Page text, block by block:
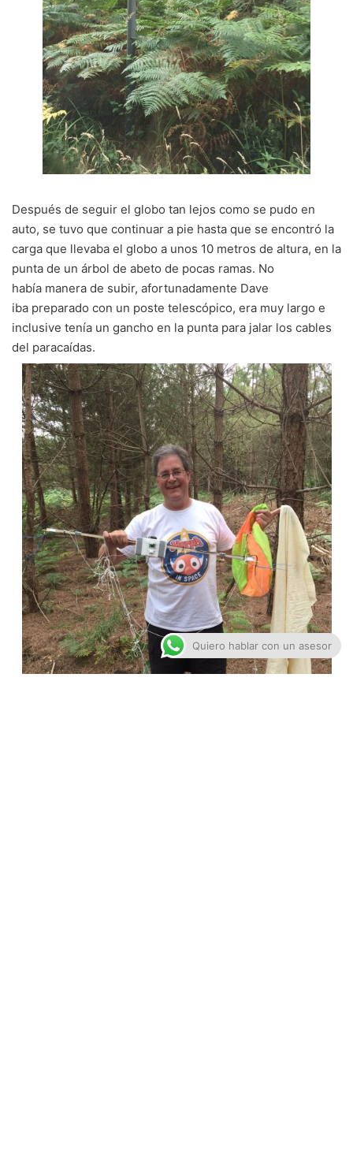
Después de seguir el globo tan lejos como se pudo en
auto, se tuvo que continuar a pie hasta que se encontró la
carga que llevaba el globo a unos 10 metros de altura, en la
punta de un árbol de abeto de pocas ramas. No
había manera de subir, afortunadamente Dave
iba preparado con un poste telescópico, era muy largo e
inclusive tenía un gancho en la punta para jalar los cables
del paracaídas.
Quiero hablar con un asesor